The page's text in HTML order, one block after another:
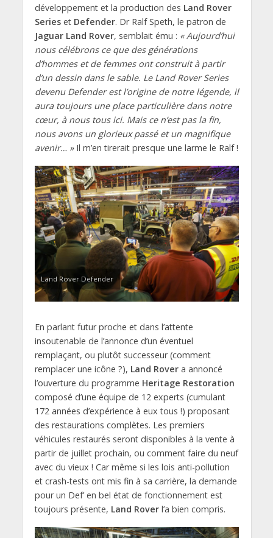
développement et la production des Land Rover
Serieset Defender. Dr Ralf Speth, le patron de
Jaguar Land Rover, semblait ému : « Aujourd’hui
nous célébrons ce que des générations
d’hommes et de femmes ont construit à partir
d’un dessin dans le sable. Le Land Rover Series
devenu Defender est l’origine de notre légende, il
aura toujours une place particulière dans notre
cœur, à nous tous ici. Mais ce n’est pas la fin,
nous avons un glorieux passé et un magnifique
avenir… »Il m’en tirerait presque une larme le Ralf !
Land Rover Defender
En parlant futur proche et dans l’attente
insoutenable de l’annonce d’un éventuel
remplaçant, ou plutôt successeur (comment
remplacer une icône ?), Land Rovera annoncé
l’ouverture du programme Heritage Restoration
composé d’une équipe de 12 experts (cumulant
172 années d’expérience à eux tous !) proposant
des restaurations complètes. Les premiers
véhicules restaurés seront disponibles à la vente à
partir de juillet prochain, ou comment faire du neuf
avec du vieux ! Car même si les lois anti-pollution
et crash-tests ont mis fin à sa carrière, la demande
pour un Def’ en bel état de fonctionnement est
toujours présente, Land Roverl’a bien compris.